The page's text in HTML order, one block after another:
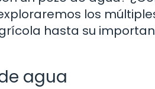
los
hasta su
agua